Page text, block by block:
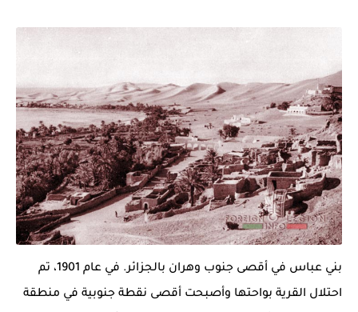
بني عباس
في أقصى جنوب وهران بالجزائر. في عام 1901، تم
احتلال القرية بواحتها وأصبحت أقصى نقطة جنوبية في منطقة